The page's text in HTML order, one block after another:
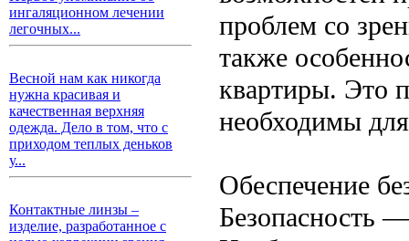
ингаляционном лечении
легочных...
Весной нам как никогда
нужна красивая и
качественная верхняя
одежда. Дело в том, что с
приходом теплых деньков
у...
Контактные линзы –
изделие, разработанное с
проблем со
также
квартиры. Это
необходимы
Обеспечение
Безопасность